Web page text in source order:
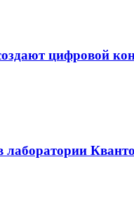
цифровой